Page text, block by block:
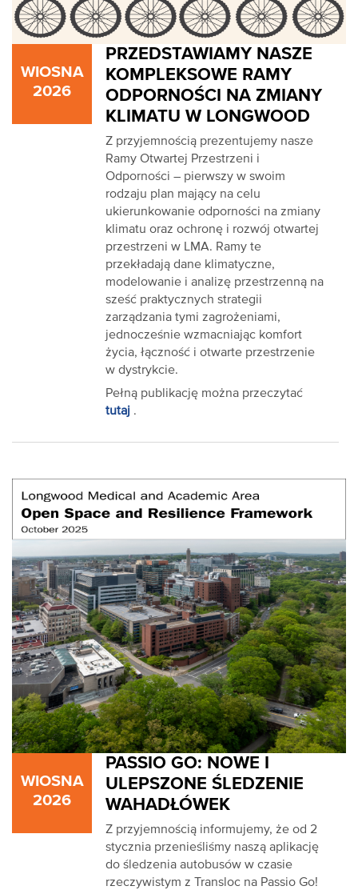
WIOSNA
2026
PRZEDSTAWIAMY NASZE
KOMPLEKSOWE RAMY
ODPORNOŚCI NA ZMIANY
KLIMATU W LONGWOOD
Z przyjemnością prezentujemy nasze
Ramy Otwartej Przestrzeni i
Odporności – pierwszy w swoim
rodzaju plan mający na celu
ukierunkowanie odporności na zmiany
klimatu oraz ochronę i rozwój otwartej
przestrzeni w LMA. Ramy te
przekładają dane klimatyczne,
modelowanie i analizę przestrzenną na
sześć praktycznych strategii
zarządzania tymi zagrożeniami,
jednocześnie wzmacniając komfort
życia, łączność i otwarte przestrzenie
w dystrykcie.
Pełną publikację można przeczytać
tutaj .
WIOSNA
2026
PASSIO GO: NOWE I
ULEPSZONE ŚLEDZENIE
WAHADŁÓWEK
Z przyjemnością informujemy, że od 2
stycznia przenieśliśmy naszą aplikację
do śledzenia autobusów w czasie
rzeczywistym z Transloc na Passio Go!